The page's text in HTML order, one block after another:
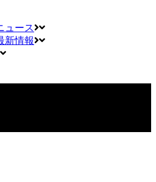
ュース
新情報